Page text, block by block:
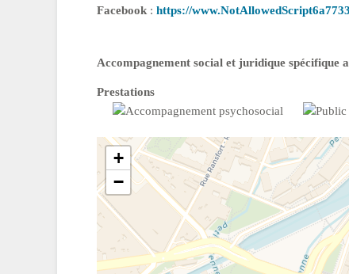
Facebook : https://
Accompagnement social et juridique spécifique
Prestations
+
−